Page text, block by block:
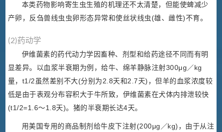
本类药物影响寄生虫生殖的机理还不太清楚，但能使蜱减少
产卵，反刍兽线虫虫卵形态异常和使丝状线虫(雄、雌性)不育。
(2)药动学
伊维菌素的药代动力学因畜种、剂型和给药途径不同而有明
显差异。以血浆半衰期为例，给牛、绵羊静脉注射300μg／kg
量，t1/2虽然差别不大(分别为2.8天和2.7天)，但羊的血浆浓度较
低是由于表观分布容积大于牛所致，伊维菌素在犬体内排泄较快
(t1/2=1.6～1.8天)。猪的半衰期长达4天。
用美国专用的商品制剂给牛皮下注射(200μg／kg)，由于从注